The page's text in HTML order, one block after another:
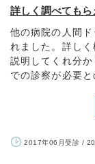
詳しく調べてもら
他の病院の人間
れました。詳し
説明してくれ分
での診察が必要
2017年06月受診 /